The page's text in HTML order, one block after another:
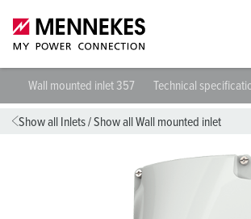
Wall mounted inlet 357 Technical
Show all Inlets/Show all Wall mounted inlet